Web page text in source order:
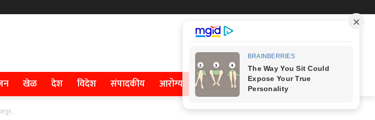
खेळ देश विदेश संपादकीय आरोग्य